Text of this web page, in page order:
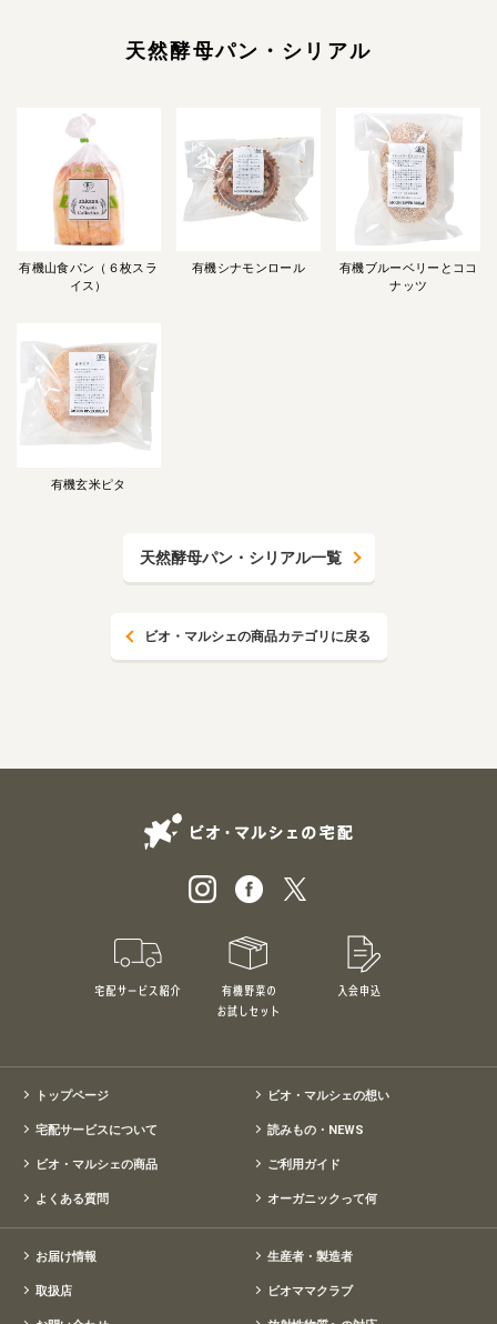
天然酵母パン・シリアル
有機山食パン（６枚スラ
イス）
有機シナモンロール
有機ブルーベリーとココ
ナッツ
有機玄米ピタ
天然酵母パン・シリアル一覧
ビオ・マルシェの商品カテゴリに戻る
宅配サービス紹介 有機野菜のお試しセット
トップページ ビオ・マルシェの想い
宅配サービスについて 読みもの・NEWS
ビオ・マルシェの商品 ご利用ガイド
よくある質問 オーガニックって何
お届け情報 生産者・製造者
取扱店 ビオママクラブ